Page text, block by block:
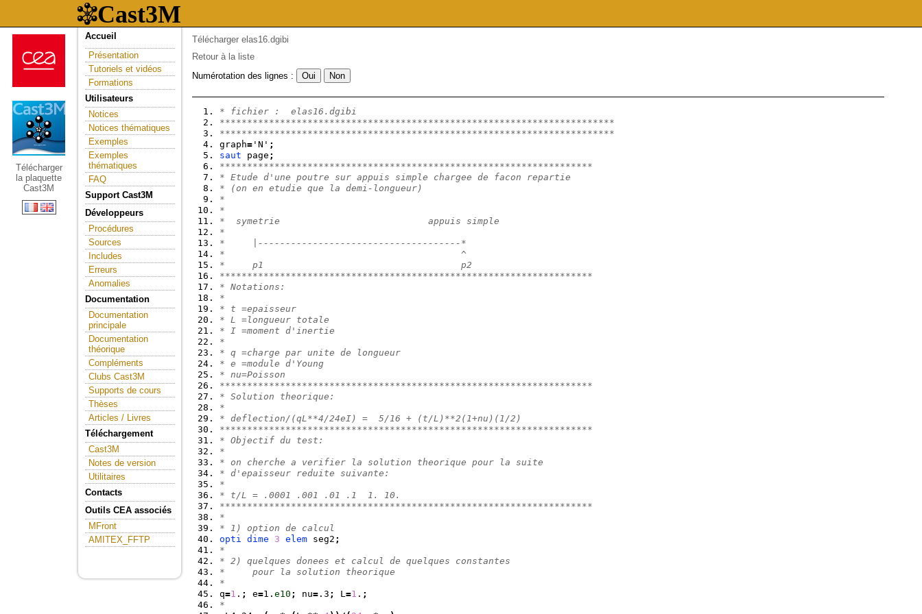
Télécharger
la plaquette
Cast3M
Accueil
Présentation
Tutoriels et vidéos
Formations
Utilisateurs
Notices
Notices thématiques
Exemples
Exemples
thématiques
FAQ
Support Cast3M
Développeurs
Procédures
Sources
Includes
Erreurs
Anomalies
Documentation
Documentation
principale
Documentation
théorique
Compléments
Clubs Cast3M
Supports de cours
Thèses
Articles / Livres
Téléchargement
Cast3M
Notes de version
Utilitaires
Contacts
Outils CEA associés
MFront
AMITEX_FFTP
Télécharger elas16.dgibi
Retour à la liste
Numérotation des lignes :
* fichier :  elas16.dgibi
************************************************************************
************************************************************************
graph= 'N' ;
saut page ;
********************************************************************
* Etude d'une poutre sur appuis simple chargee de facon repartie
* (on en etudie que la demi-longueur)
*
*
*  symetrie                           appuis simple
*
*     |-------------------------------------*
*                                           ^
*     p1                                    p2
********************************************************************
* Notations:
*
* t =epaisseur
* L =longueur totale
* I =moment d'inertie
*
* q =charge par unite de longueur
* e =module d'Young
* nu=Poisson
********************************************************************
* Solution theorique:
*
* deflection/(qL**4/24eI) =  5/16 + (t/L)**2(1+nu)(1/2)
********************************************************************
* Objectif du test:
*
* on cherche a verifier la solution theorique pour la suite
* d'epaisseur reduite suivante:
*
* t/L = .0001 .001 .01 .1  1. 10.
********************************************************************
*
* 1) option de calcul
opti dime 3 elem seg2 ;
*
* 2) quelques donees et calcul de quelques constantes
*     pour la solution theorique
*
q=1 . ; e=1. e10 ; nu= .3 ; L=1 . ;
*